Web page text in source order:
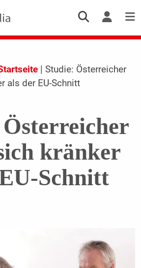
| Studie: Österreicher
als der EU-Schnitt
kränker
Schnitt